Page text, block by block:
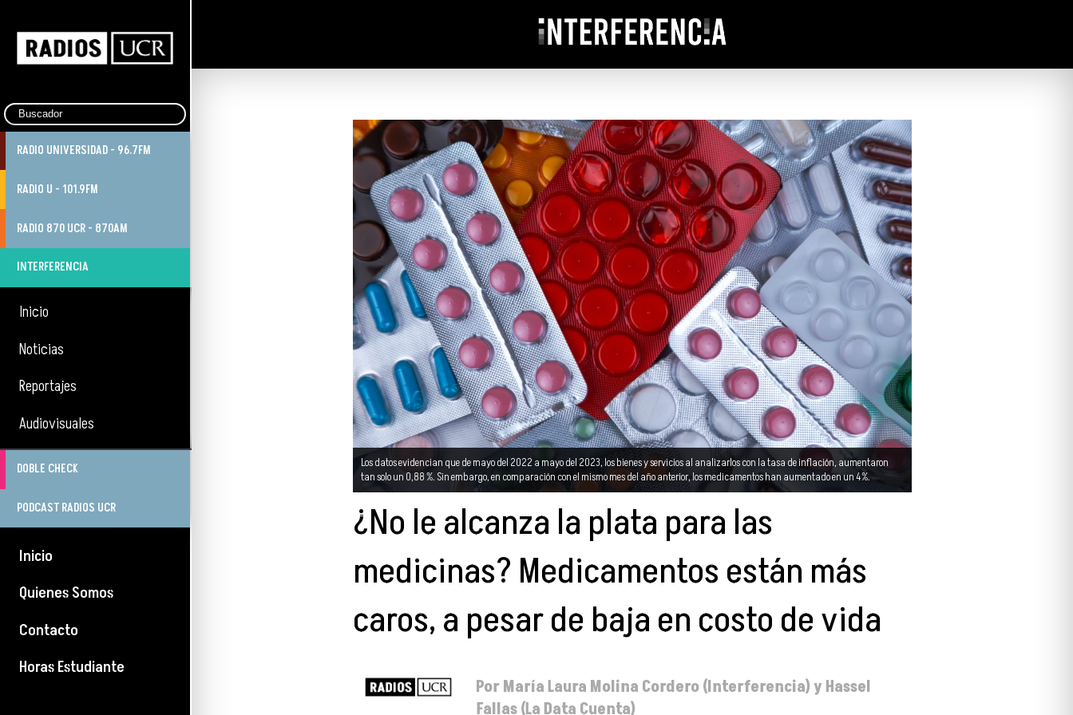
RADIO UNIVERSIDAD - 96.7FM
RADIO U - 101.9FM
RADIO 870 UCR - 870AM
INTERFERENCIA
Inicio
Noticias
Reportajes
Audiovisuales
DOBLE CHECK
PODCAST RADIOS UCR
Inicio
Quienes Somos
Contacto
Horas Estudiante
Los datos evidencian que de mayo del 2022 a mayo del 2023, los bienes y servicios al analizarlos con la tasa de inflación, aumentaron
tan solo un 0,88 %. Sin embargo, en comparación con el mismo mes del año anterior, los medicamentos han aumentado en un 4%.
¿No le alcanza la plata para las
medicinas? Medicamentos están más
caros, a pesar de baja en costo de vida
Por María Laura Molina Cordero (Interferencia) y Hassel
Fallas (La Data Cuenta)